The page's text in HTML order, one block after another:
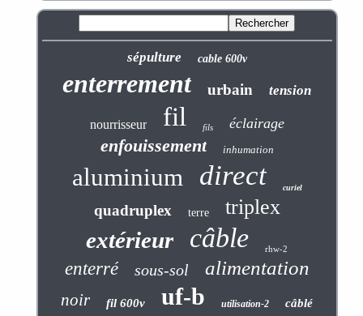
sépulture cable 600v
enterrement urbain tension
nourrisseur fil fils éclairage
enfouissement inhumation
aluminium direct curiel
quadruplex terre triplex
extérieur câble rhw-2
enterré sous-sol alimentation
noir fil 600v uf-b utilisation-2 câblé